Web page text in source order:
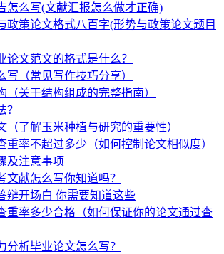
怎么写(文献汇报怎么做才正确)
政策论文格式八百字(形势与政策论文题目
论文范文的格式是什么？
写（常见写作技巧分享）
（关于结构组成的完整指南）
？
（了解玉米种植与研究的重要性）
重率不超过多少（如何控制论文相似度）
及注意事项
文献怎么写你知道吗？
辩开场白 你需要知道这些
重率多少合格（如何保证你的论文通过查
分析毕业论文怎么写？